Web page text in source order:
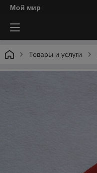
Мой мир
Товары и услуги